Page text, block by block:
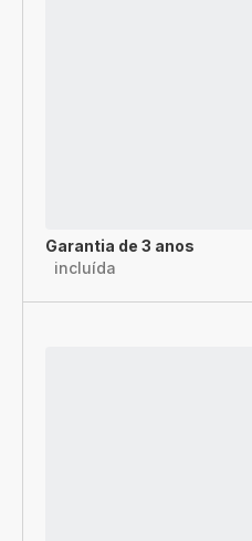
Garantia de 3 anos
incluída